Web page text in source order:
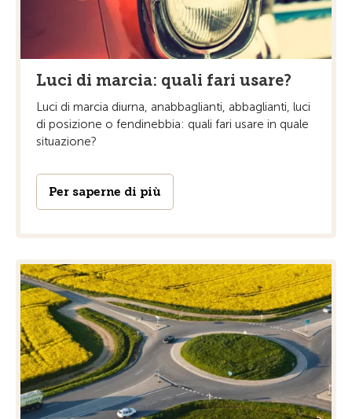
Luci di marcia: quali fari usare?
Luci di marcia diurna, anabbaglianti, abbaglianti, luci
di posizione o fendinebbia: quali fari usare in quale
situazione?
Per saperne di più